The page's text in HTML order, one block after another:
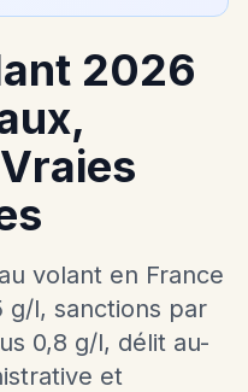
2026
volant en France
g/l, sanctions par
0,8 g/l, délit au-
et